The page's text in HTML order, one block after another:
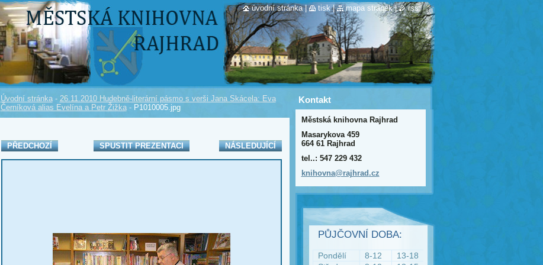
Úvodní stránka - 26.11.2010 Hudebně-literární pásmo s verši Jana Skácela: Eva
Černíková alias Evelína a Petr Žižka - P1010005.jpg
PŘEDCHOZÍ SPUSTIT PREZENTACI
NÁSLEDUJÍCÍ
Kontakt
Městská knihovna Rajhrad
Masarykova 459
664 61 Rajhrad
tel..: 547 229 432
knihovna@rajhrad .cz
PŮJČOVNÍ DOBA:
Pondělí 8-12
13-18
úvodní stránka | tisk | mapa stránek | rss